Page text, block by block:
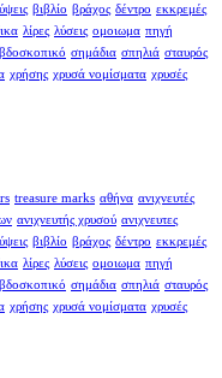
βιβλίο βράχος δέντρο εκκρεμές
λίρες λύσεις ομοιωμα πηγή
σημάδια σπηλιά σταυρός
χρήσης χρυσά νομίσματα χρυσές
treasure marks αθήνα ανιχνευτές
ανιχνευτής χρυσού ανιχνευτες
βιβλίο βράχος δέντρο εκκρεμές
λίρες λύσεις ομοιωμα πηγή
σημάδια σπηλιά σταυρός
χρήσης χρυσά νομίσματα χρυσές